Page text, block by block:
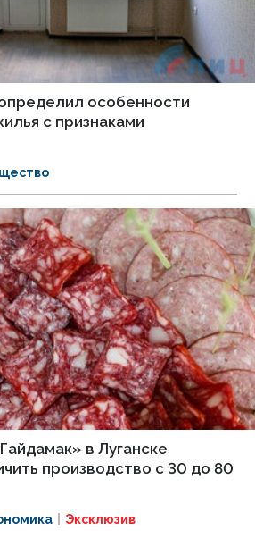
особенности
с признаками
в Луганске
производство с 30 до 80
Эксклюзив